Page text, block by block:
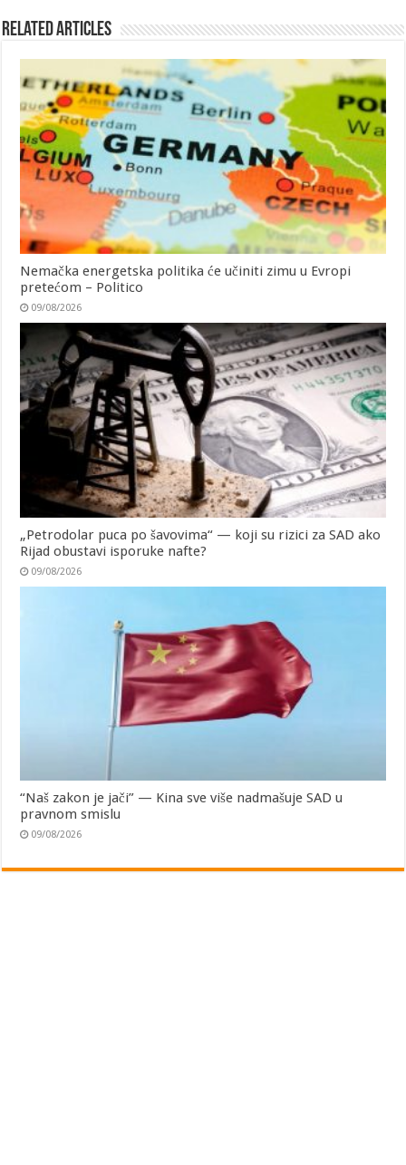
Related Articles
Nemačka energetska politika će učiniti zimu u Evropi
pretećom – Politico
09/08/2026
„Petrodolar puca po šavovima“ — koji su rizici za SAD ako
Rijad obustavi isporuke nafte?
09/08/2026
“Naš zakon je jači” — Kina sve više nadmašuje SAD u
pravnom smislu
09/08/2026